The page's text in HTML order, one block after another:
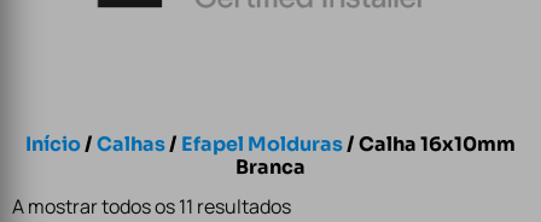
Início/Calhas/ Efapel Molduras/ Calha 16x10mm
Branca
A mostrar todos os 11 resultados